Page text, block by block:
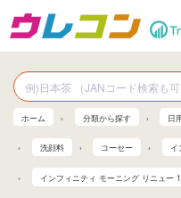
ホーム 分類から探す 日
洗顔料 コーセー イ
インフィニティ モーニング リニュー